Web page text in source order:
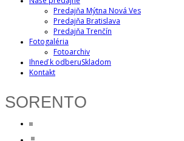
Predajňa Mýtna Nová Ves
Predajňa Bratislava
Predajňa Trenčín
Fotogaléria
Fotoarchiv
Ihneď k odberuSkladom
Kontakt
SORENTO